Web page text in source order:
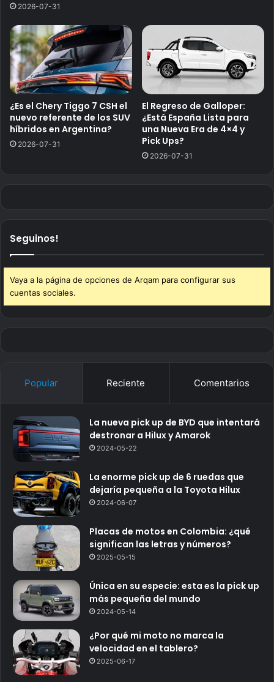
2026-07-31
¿Es el Chery Tiggo 7 CSH el
nuevo referente de los SUV
híbridos en Argentina?
2026-07-31
El Regreso de Galloper:
¿Está España Lista para
una Nueva Era de 4×4 y
Pick Ups?
2026-07-31
Seguinos!
Vaya a la página de opciones de Arqam para configurar sus
cuentas sociales.
Popular Reciente Comentarios
La nueva pick up de BYD que intentará
destronar a Hilux y Amarok
2024-05-22
La enorme pick up de 6 ruedas que
dejaría pequeña a la Toyota Hilux
2024-06-07
Placas de motos en Colombia: ¿qué
significan las letras y números?
2025-05-15
Única en su especie: esta es la pick up
más pequeña del mundo
2024-05-14
¿Por qué mi moto no marca la
velocidad en el tablero?
2025-06-17